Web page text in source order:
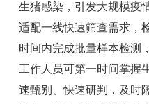
生猪感染，引发大规模疫
适配一线快速筛查需求，
时间内完成批量样本检测
工作人员可第一时间掌握
速甄别、快速研判，及时